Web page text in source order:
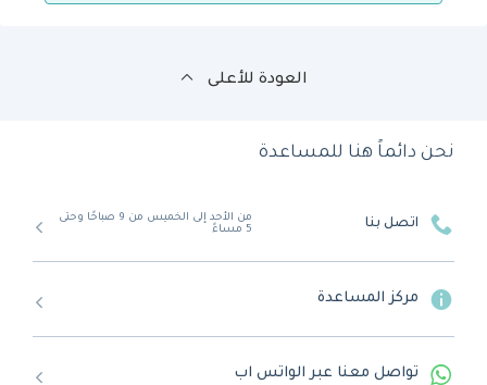
العودة للأعلى
نحن دائماً هنا للمساعدة
اتصل بنا
من الأحد إلى الخميس من 9 صباحًا وحتى
5 مساءً
مركز المساعدة
تواصل معنا عبر الواتس اب